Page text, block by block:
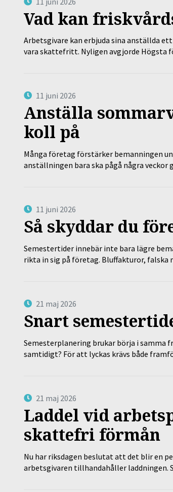
Vad kan
Arbetsgivare kan erbjuda sina anställda
vara skattefritt. Nyligen avgjorde
11 juni 2026
Anställa
koll på
Många företag förstärker bemanningen
anställningen bara ska pågå några
11 juni 2026
Så skyddar du
Semestertider innebär inte bara lägre
rikta in sig på företag. Bluffakturor, falska
21 maj 2026
Snart
Semesterplanering brukar börja i samma
samtidigt? För att lyckas krävs både
21 maj 2026
Laddel vid
skattefri förmån
Nu har riksdagen beslutat att det blir en
arbetsgivaren tillhandahåller laddningen.